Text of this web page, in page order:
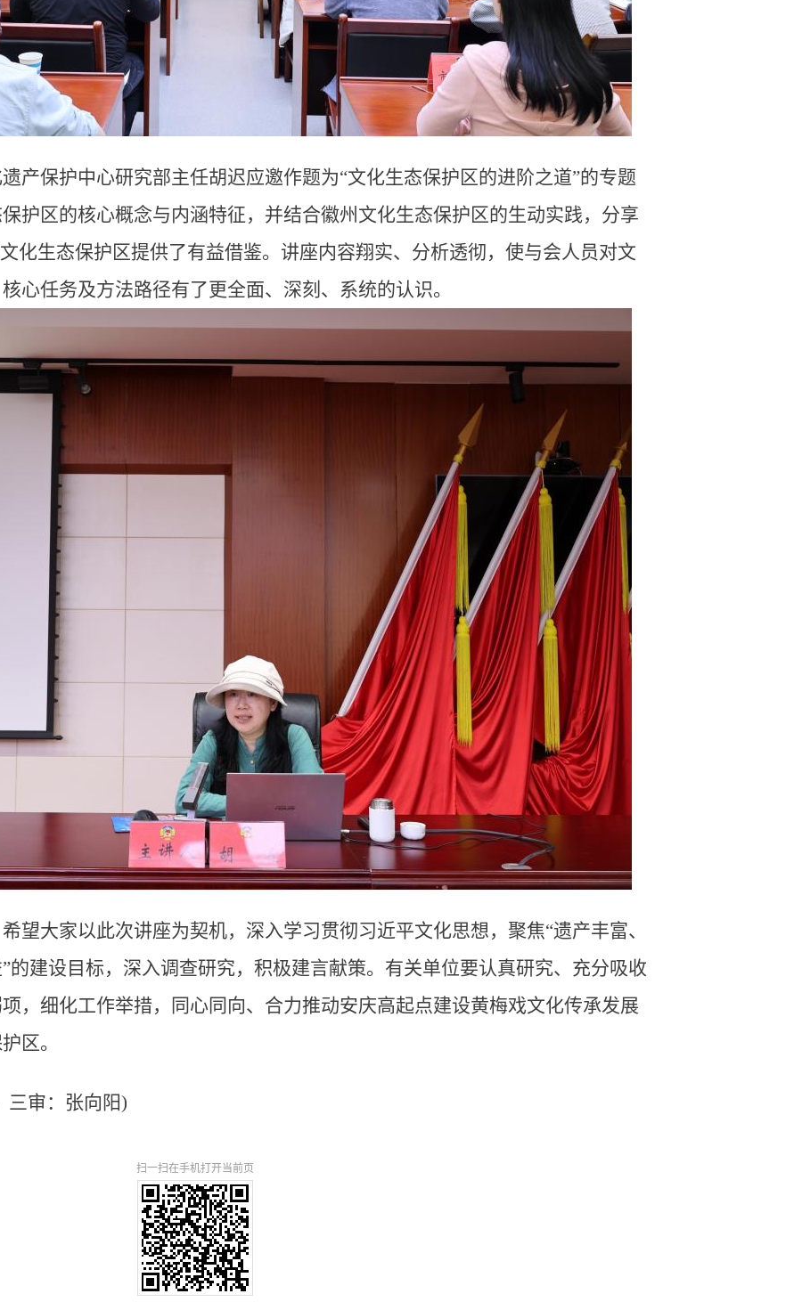
产保护中心研究部主任胡迟应邀作题为“文化生态保护区的进阶之道”的专题
护区的核心概念与内涵特征，并结合徽州文化生态保护区的生动实践，分享
化生态保护区提供了有益借鉴。讲座内容翔实、分析透彻，使与会人员对文
心任务及方法路径有了更全面、深刻、系统的认识。
望大家以此次讲座为契机，深入学习贯彻习近平文化思想，聚焦“遗产丰富、
的建设目标，深入调查研究，积极建言献策。有关单位要认真研究、充分吸收
，细化工作举措，同心同向、合力推动安庆高起点建设黄梅戏文化传承发展
区。
三审：张向阳)
扫一扫在手机打开当前页